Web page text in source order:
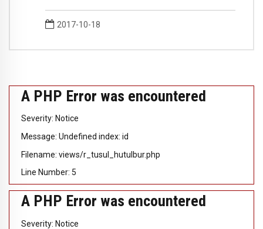
2017-10-18
A PHP Error was encountered
Severity: Notice
Message: Undefined index: id
Filename: views/r_tusul_hutulbur.php
Line Number: 5
A PHP Error was encountered
Severity: Notice